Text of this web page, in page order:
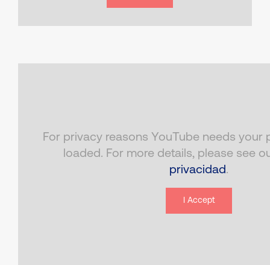
For privacy reasons YouTube needs your
loaded. For more details, please see
privacidad.
I Accept